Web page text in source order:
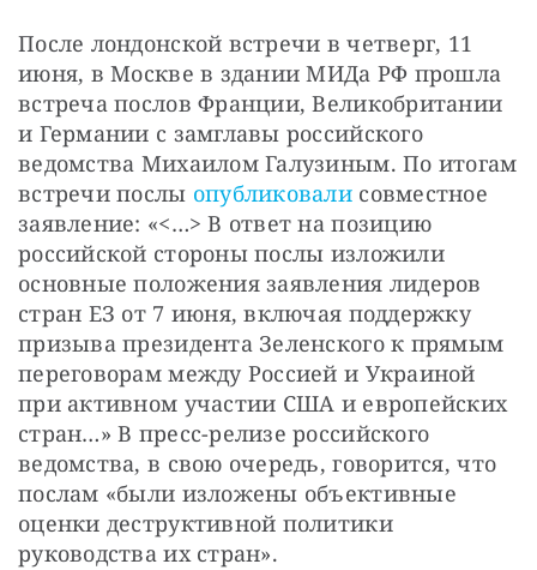
После лондонской встречи в четверг, 11
июня, в Москве в здании МИДа РФ прошла
встреча послов Франции, Великобритании
и Германии с замглавы российского
ведомства Михаилом Галузиным. По итогам
встречи послы опубликовали совместное
заявление: «<…> В ответ на позицию
российской стороны послы изложили
основные положения заявления лидеров
стран ЕЗ от 7 июня, включая поддержку
призыва президента Зеленского к прямым
переговорам между Россией и Украиной
при активном участии США и европейских
стран…» В пресс-релизе российского
ведомства, в свою очередь, говорится, что
послам «были изложены объективные
оценки деструктивной политики
руководства их стран».